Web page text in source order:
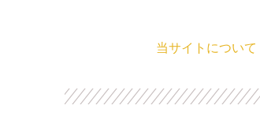
当サイトについて